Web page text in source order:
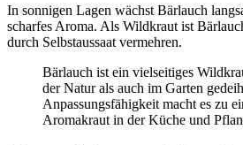
In sonnigen Lagen wächst Bärlauch
scharfes Aroma. Als Wildkraut ist
durch Selbstaussaat vermehren.
Bärlauch ist ein vielseitiges
der Natur als auch im Garten
Anpassungsfähigkeit macht es zu
Aromakraut in der Küche und